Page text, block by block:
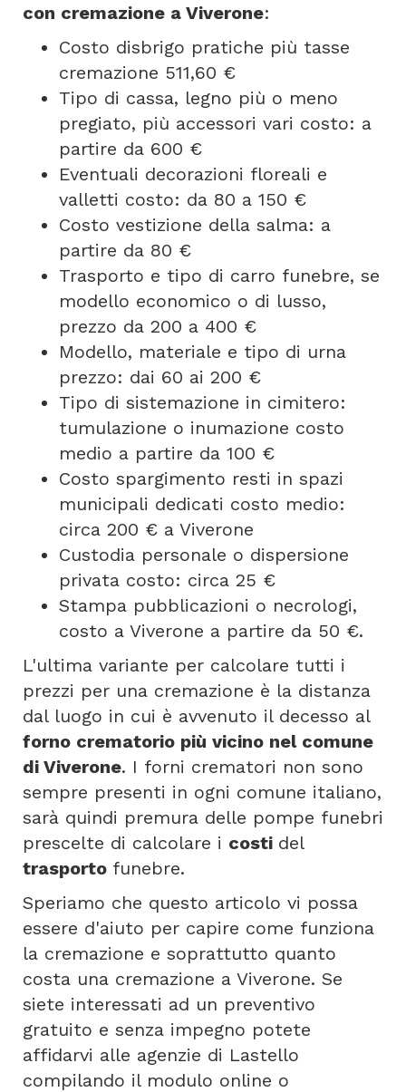
con cremazione a Viverone:
Costo disbrigo pratiche più tasse
cremazione 511,60 €
Tipo di cassa, legno più o meno
pregiato, più accessori vari costo: a
partire da 600 €
Eventuali decorazioni floreali e
valletti costo: da 80 a 150 €
Costo vestizione della salma: a
partire da 80 €
Trasporto e tipo di carro funebre, se
modello economico o di lusso,
prezzo da 200 a 400 €
Modello, materiale e tipo di urna
prezzo: dai 60 ai 200 €
Tipo di sistemazione in cimitero:
tumulazione o inumazione costo
medio a partire da 100 €
Costo spargimento resti in spazi
municipali dedicati costo medio:
circa 200 € a Viverone
Custodia personale o dispersione
privata costo: circa 25 €
Stampa pubblicazioni o necrologi,
costo a Viverone a partire da 50 €.
L'ultima variante per calcolare tutti i
prezzi per una cremazione è la distanza
dal luogo in cui è avvenuto il decesso al
forno crematorio più vicino nel comune
di Viverone. I forni crematori non sono
sempre presenti in ogni comune italiano,
sarà quindi premura delle pompe funebri
prescelte di calcolare i costi del
trasporto funebre.
Speriamo che questo articolo vi possa
essere d'aiuto per capire come funziona
la cremazione e soprattutto quanto
costa una cremazione a Viverone. Se
siete interessati ad un preventivo
gratuito e senza impegno potete
affidarvi alle agenzie di Lastello
compilando il modulo online o